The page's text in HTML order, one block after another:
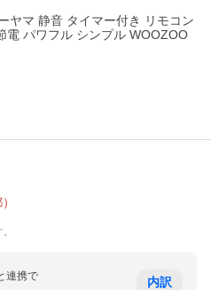
ヤマ 静音 タイマー付き リモコン
電 パワフル シンプル WOOZOO
）
連携で 内訳